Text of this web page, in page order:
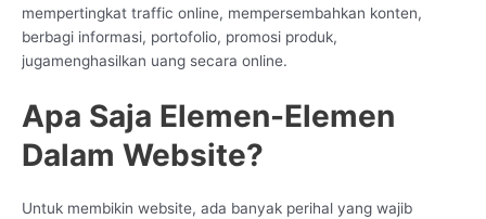
mempertingkat traffic online, mempersembahkan konten,
berbagi informasi, portofolio, promosi produk,
jugamenghasilkan uang secara online.
Apa Saja Elemen-Elemen
Dalam Website?
Untuk membikin website, ada banyak perihal yang wajib